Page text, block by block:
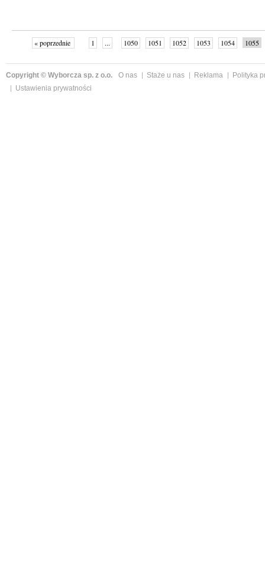
« poprzednie 1 ... 1050 1051 1052 1053 1054
1055
Copyright © Wyborcza sp. z o.o. O nas Staże u nas Reklama
Polityka
Ustawienia prywatności